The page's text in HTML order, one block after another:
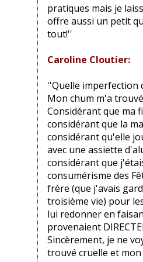
pratiques mais je
offre aussi un petit
tout!''
Caroline Cloutier:
''Quelle imperfection
Mon chum m'a trouvé
Considérant que ma
considérant que la
considérant qu'elle
avec une assiette
considérant que
consumérisme des
frère (que j'avais
troisième vie) pour
lui redonner en
provenaient
Sincèrement, je ne
trouvé cruelle et mon